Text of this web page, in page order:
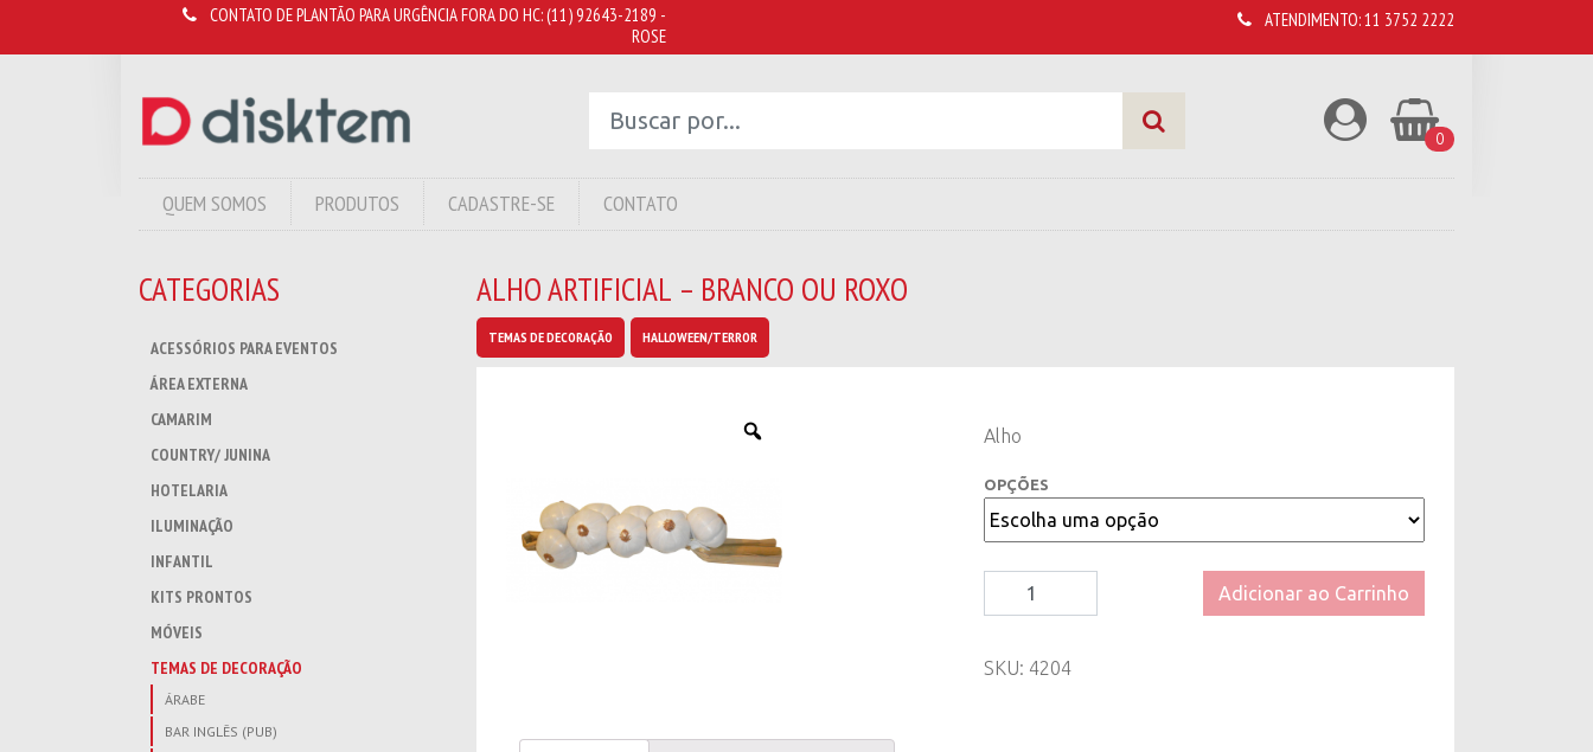
CONTATO DE PLANTÃO PARA URGÊNCIA FORA DO HC:(11) 92643-2189 -
ROSE
ATENDIMENTO:11 3752 2222
0
QUEM SOMOS PRODUTOS CADASTRE-SE CONTATO
CATEGORIAS
ACESSÓRIOS PARA EVENTOS
ÁREA EXTERNA
CAMARIM
COUNTRY/ JUNINA
HOTELARIA
ILUMINAÇÃO
INFANTIL
KITS PRONTOS
MÓVEIS
TEMAS DE DECORAÇÃO
ÁRABE
BAR INGLÊS (PUB)
ALHO ARTIFICIAL – BRANCO OU ROXO
TEMAS DE DECORAÇÃO HALLOWEEN/TERROR
Alho
OPÇÕES
Artificial
Branco
Adicionar ao Carrinho
SKU: 4204